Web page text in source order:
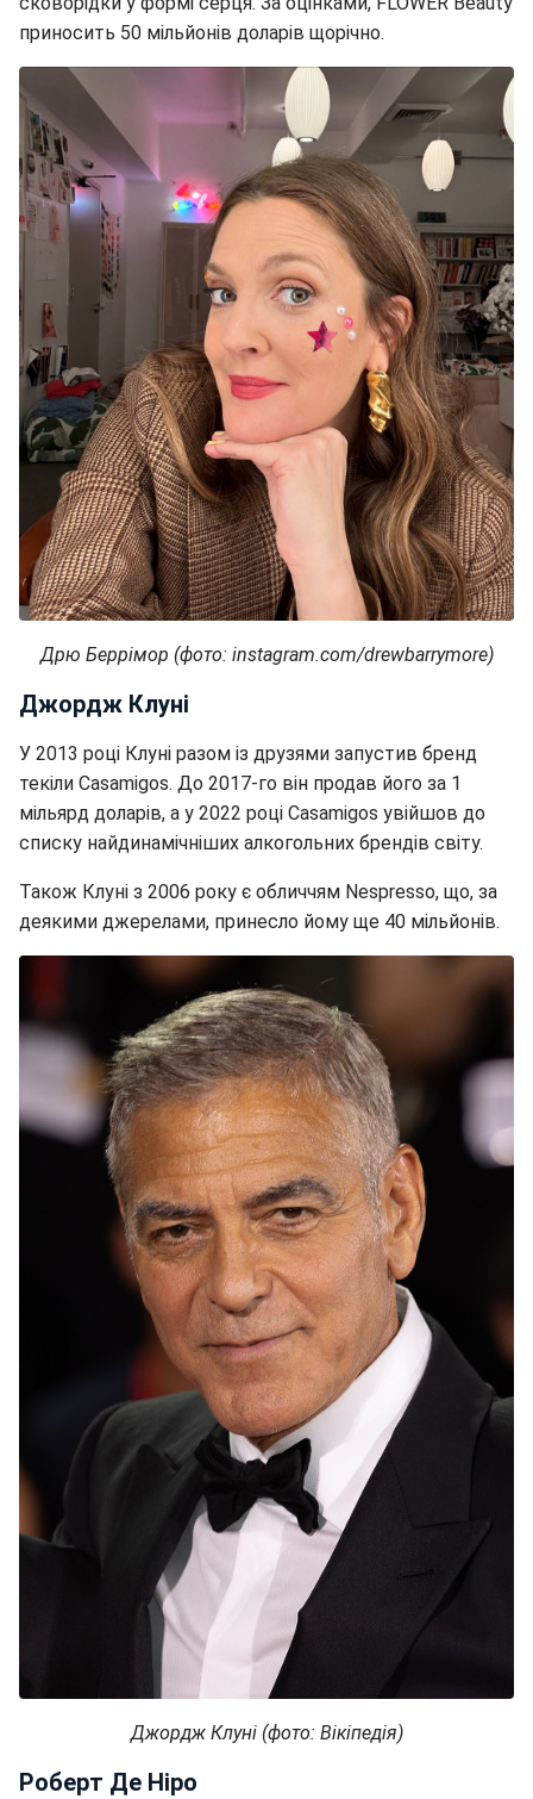
приносить 50 мільйонів доларів щорічно.
Дрю Беррімор (фото: instagram.com/drewbarrymore)
Джордж Клуні
У 2013 році Клуні разом із друзями запустив бренд
текіли Casamigos. До 2017-го він продав його за 1
мільярд доларів, а у 2022 році Casamigos увійшов до
списку найдинамічніших алкогольних брендів світу.
Також Клуні з 2006 року є обличчям Nespresso, що, за
деякими джерелами, принесло йому ще 40 мільйонів.
Джордж Клуні (фото: Вікіпедія)
Роберт Де Ніро